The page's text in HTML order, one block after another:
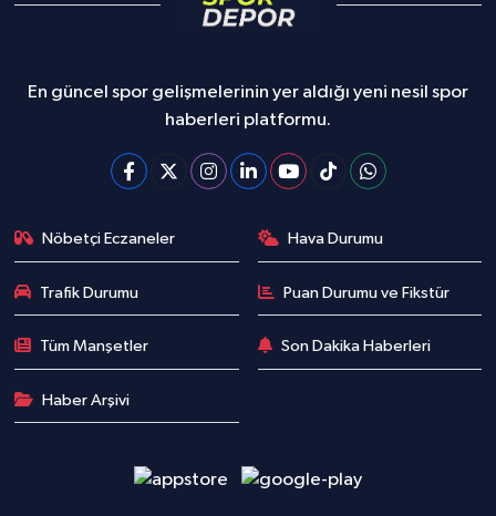
En güncel spor gelişmelerinin yer aldığı yeni nesil spor
haberleri platformu.
Nöbetçi Eczaneler Hava Durumu
Trafik Durumu Puan Durumu ve Fikstür
Tüm Manşetler Son Dakika Haberleri
Haber Arşivi